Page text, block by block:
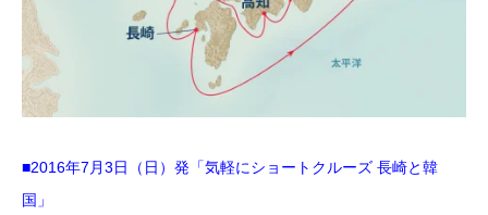
■2016年7月3日（日）発「気軽にショートクルーズ 長崎と韓
国」